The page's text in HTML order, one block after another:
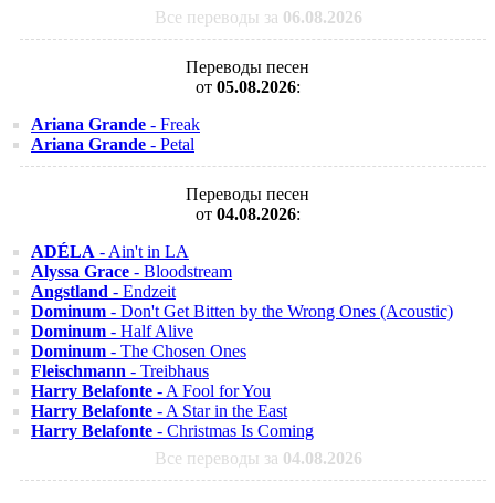
Все переводы за 06.08.2026
Переводы песен
от 05.08.2026:
Ariana Grande - Freak
Ariana Grande - Petal
Переводы песен
от 04.08.2026:
ADÉLA - Ain't in LA
Alyssa Grace - Bloodstream
Angstland - Endzeit
Dominum - Don't Get Bitten by the Wrong Ones (Acoustic)
Dominum - Half Alive
Dominum - The Chosen Ones
Fleischmann - Treibhaus
Harry Belafonte - A Fool for You
Harry Belafonte - A Star in the East
Harry Belafonte - Christmas Is Coming
Все переводы за 04.08.2026